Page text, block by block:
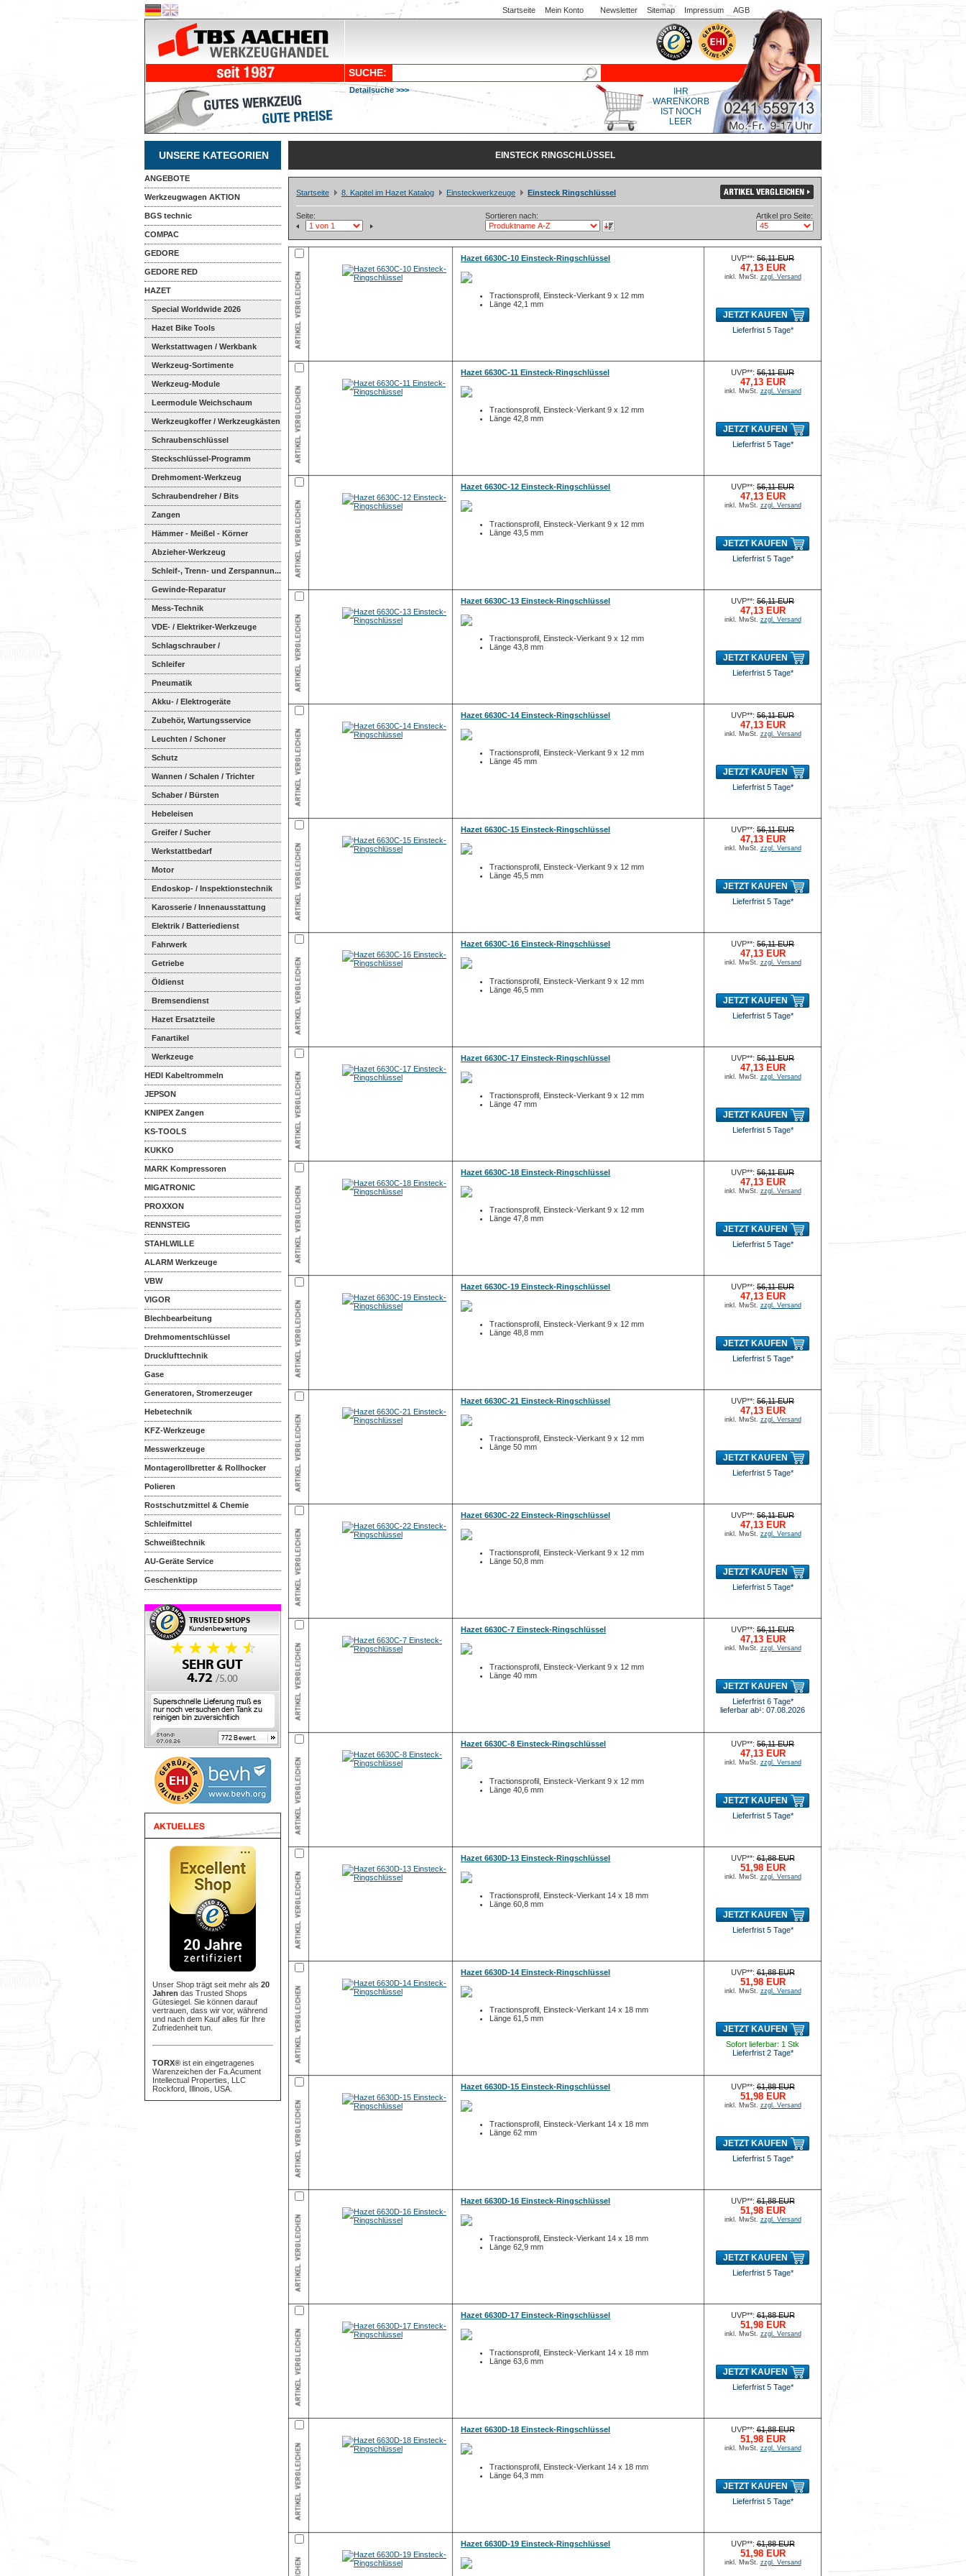
Startseite Mein Konto Newsletter Sitemap Impressum AGB
SUCHE:
Detailsuche >>>
IHR
WARENKORB
IST NOCH
LEER
UNSERE KATEGORIEN
ANGEBOTE
Werkzeugwagen AKTION
BGS technic
COMPAC
GEDORE
GEDORE RED
HAZET
Special Worldwide 2026
Hazet Bike Tools
Werkstattwagen / Werkbank
Werkzeug-Sortimente
Werkzeug-Module
Weichschaumeinl...
Leermodule Weichschaum
Werkzeugkoffer / Werkzeugkästen
Schraubenschlüssel
Steckschlüssel-Programm
Drehmoment-Werkzeug
Schraubendreher / Bits
Zangen
Hämmer - Meißel - Körner
Abzieher-Werkzeug
Schleif-, Trenn- und Zerspannun...
Gewinde-Reparatur
Mess-Technik
VDE- / Elektriker-Werkzeuge
Schlagschrauber /
Ratschenschra...
Schleifer
Pneumatik
Akku- / Elektrogeräte
Zubehör, Wartungsservice
Leuchten / Schoner
Schutz
Wannen / Schalen / Trichter
Schaber / Bürsten
Hebeleisen
Greifer / Sucher
Werkstattbedarf
Motor
Endoskop- / Inspektionstechnik
Karosserie / Innenausstattung
Elektrik / Batteriedienst
Fahrwerk
Getriebe
Öldienst
Bremsendienst
Hazet Ersatzteile
Fanartikel
Werkzeuge
HEDI Kabeltrommeln
JEPSON
KNIPEX Zangen
KS-TOOLS
KUKKO
MARK Kompressoren
MIGATRONIC
PROXXON
RENNSTEIG
STAHLWILLE
ALARM Werkzeuge
VBW
VIGOR
Blechbearbeitung
Drehmomentschlüssel
Drucklufttechnik
Gase
Generatoren, Stromerzeuger
Hebetechnik
KFZ-Werkzeuge
Messwerkzeuge
Montagerollbretter & Rollhocker
Polieren
Rostschutzmittel & Chemie
Schleifmittel
Schweißtechnik
AU-Geräte Service
Geschenktipp
Unser Shop trägt seit mehr als 20
Jahren das Trusted Shops
Gütesiegel. Sie können darauf
vertrauen, dass wir vor, während
und nach dem Kauf alles für Ihre
Zufriedenheit tun.
TORX® ist ein eingetragenes
Warenzeichen der Fa.Acument
Intellectual Properties, LLC
Rockford, Illinois, USA.
EINSTECK RINGSCHLÜSSEL
Startseite 8. Kapitel im Hazet Katalog Einsteckwerkzeuge Einsteck Ringschlüssel
Seite: Sortieren nach: Artikel pro Seite:
Hazet 6630C-10 Einsteck-Ringschlüssel
Tractionsprofil, Einsteck-Vierkant 9 x 12 mm
Länge 42,1 mm
UVP**: 56,11 EUR
47,13 EUR
inkl. MwSt. zzgl. Versand
JETZT KAUFEN
Lieferfrist 5 Tage*
Hazet 6630C-11 Einsteck-Ringschlüssel
Tractionsprofil, Einsteck-Vierkant 9 x 12 mm
Länge 42,8 mm
UVP**: 56,11 EUR
47,13 EUR
inkl. MwSt. zzgl. Versand
JETZT KAUFEN
Lieferfrist 5 Tage*
Hazet 6630C-12 Einsteck-Ringschlüssel
Tractionsprofil, Einsteck-Vierkant 9 x 12 mm
Länge 43,5 mm
UVP**: 56,11 EUR
47,13 EUR
inkl. MwSt. zzgl. Versand
JETZT KAUFEN
Lieferfrist 5 Tage*
Hazet 6630C-13 Einsteck-Ringschlüssel
Tractionsprofil, Einsteck-Vierkant 9 x 12 mm
Länge 43,8 mm
UVP**: 56,11 EUR
47,13 EUR
inkl. MwSt. zzgl. Versand
JETZT KAUFEN
Lieferfrist 5 Tage*
Hazet 6630C-14 Einsteck-Ringschlüssel
Tractionsprofil, Einsteck-Vierkant 9 x 12 mm
Länge 45 mm
UVP**: 56,11 EUR
47,13 EUR
inkl. MwSt. zzgl. Versand
JETZT KAUFEN
Lieferfrist 5 Tage*
Hazet 6630C-15 Einsteck-Ringschlüssel
Tractionsprofil, Einsteck-Vierkant 9 x 12 mm
Länge 45,5 mm
UVP**: 56,11 EUR
47,13 EUR
inkl. MwSt. zzgl. Versand
JETZT KAUFEN
Lieferfrist 5 Tage*
Hazet 6630C-16 Einsteck-Ringschlüssel
Tractionsprofil, Einsteck-Vierkant 9 x 12 mm
Länge 46,5 mm
UVP**: 56,11 EUR
47,13 EUR
inkl. MwSt. zzgl. Versand
JETZT KAUFEN
Lieferfrist 5 Tage*
Hazet 6630C-17 Einsteck-Ringschlüssel
Tractionsprofil, Einsteck-Vierkant 9 x 12 mm
Länge 47 mm
UVP**: 56,11 EUR
47,13 EUR
inkl. MwSt. zzgl. Versand
JETZT KAUFEN
Lieferfrist 5 Tage*
Hazet 6630C-18 Einsteck-Ringschlüssel
Tractionsprofil, Einsteck-Vierkant 9 x 12 mm
Länge 47,8 mm
UVP**: 56,11 EUR
47,13 EUR
inkl. MwSt. zzgl. Versand
JETZT KAUFEN
Lieferfrist 5 Tage*
Hazet 6630C-19 Einsteck-Ringschlüssel
Tractionsprofil, Einsteck-Vierkant 9 x 12 mm
Länge 48,8 mm
UVP**: 56,11 EUR
47,13 EUR
inkl. MwSt. zzgl. Versand
JETZT KAUFEN
Lieferfrist 5 Tage*
Hazet 6630C-21 Einsteck-Ringschlüssel
Tractionsprofil, Einsteck-Vierkant 9 x 12 mm
Länge 50 mm
UVP**: 56,11 EUR
47,13 EUR
inkl. MwSt. zzgl. Versand
JETZT KAUFEN
Lieferfrist 5 Tage*
Hazet 6630C-22 Einsteck-Ringschlüssel
Tractionsprofil, Einsteck-Vierkant 9 x 12 mm
Länge 50,8 mm
UVP**: 56,11 EUR
47,13 EUR
inkl. MwSt. zzgl. Versand
JETZT KAUFEN
Lieferfrist 5 Tage*
Hazet 6630C-7 Einsteck-Ringschlüssel
Tractionsprofil, Einsteck-Vierkant 9 x 12 mm
Länge 40 mm
UVP**: 56,11 EUR
47,13 EUR
inkl. MwSt. zzgl. Versand
JETZT KAUFEN
Lieferfrist 6 Tage*
lieferbar ab¹: 07.08.2026
Hazet 6630C-8 Einsteck-Ringschlüssel
Tractionsprofil, Einsteck-Vierkant 9 x 12 mm
Länge 40,6 mm
UVP**: 56,11 EUR
47,13 EUR
inkl. MwSt. zzgl. Versand
JETZT KAUFEN
Lieferfrist 5 Tage*
Hazet 6630D-13 Einsteck-Ringschlüssel
Tractionsprofil, Einsteck-Vierkant 14 x 18 mm
Länge 60,8 mm
UVP**:61,88 EUR
51,98 EUR
inkl. MwSt. zzgl. Versand
JETZT KAUFEN
Lieferfrist 5 Tage*
Hazet 6630D-14 Einsteck-Ringschlüssel
Tractionsprofil, Einsteck-Vierkant 14 x 18 mm
Länge 61,5 mm
UVP**:61,88 EUR
51,98 EUR
inkl. MwSt. zzgl. Versand
JETZT KAUFEN
Sofort lieferbar: 1 Stk
Lieferfrist 2 Tage*
Hazet 6630D-15 Einsteck-Ringschlüssel
Tractionsprofil, Einsteck-Vierkant 14 x 18 mm
Länge 62 mm
UVP**:61,88 EUR
51,98 EUR
inkl. MwSt. zzgl. Versand
JETZT KAUFEN
Lieferfrist 5 Tage*
Hazet 6630D-16 Einsteck-Ringschlüssel
Tractionsprofil, Einsteck-Vierkant 14 x 18 mm
Länge 62,9 mm
UVP**:61,88 EUR
51,98 EUR
inkl. MwSt. zzgl. Versand
JETZT KAUFEN
Lieferfrist 5 Tage*
Hazet 6630D-17 Einsteck-Ringschlüssel
Tractionsprofil, Einsteck-Vierkant 14 x 18 mm
Länge 63,6 mm
UVP**:61,88 EUR
51,98 EUR
inkl. MwSt. zzgl. Versand
JETZT KAUFEN
Lieferfrist 5 Tage*
Hazet 6630D-18 Einsteck-Ringschlüssel
Tractionsprofil, Einsteck-Vierkant 14 x 18 mm
Länge 64,3 mm
UVP**:61,88 EUR
51,98 EUR
inkl. MwSt. zzgl. Versand
JETZT KAUFEN
Lieferfrist 5 Tage*
Hazet 6630D-19 Einsteck-Ringschlüssel UVP**:61,88 EUR
51,98 EUR
inkl. MwSt. zzgl. Versand